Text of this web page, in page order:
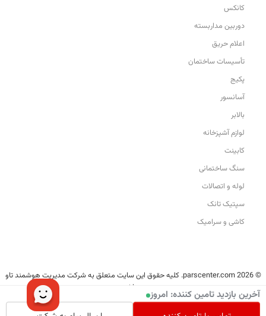
آخرین بازدید تامین کننده: امروز
کانکس
دوربین مداربسته
اعلام حریق
تأسیسات ساختمان
پکیج
آسانسور
بالابر
لوازم آشپزخانه
کابینت
سنگ ساختمانی
لوله و اتصالات
سپتیک تانک
کاشی و سرامیک
© 2026 parscenter.com. کلیه حقوق این سایت متعلق به شرکت مدیریت هوشمند تاو
می‌باشد.
تمامی کالاها و خدمات این سایت، حسب مورد دارای مجوزهای لازم از مراجع مربوطه
می‌باشند و فعالیت‌های این سایت تابع قوانین و مقررات ایران است.